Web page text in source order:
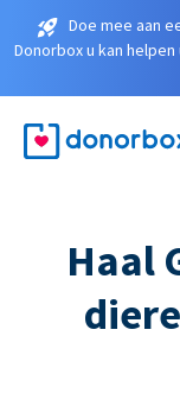
Doe mee aan
Donorbox u kan
Haal